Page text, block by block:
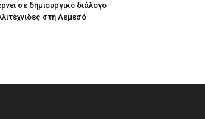
σε δημιουργικό διάλογο
στη Λεμεσό